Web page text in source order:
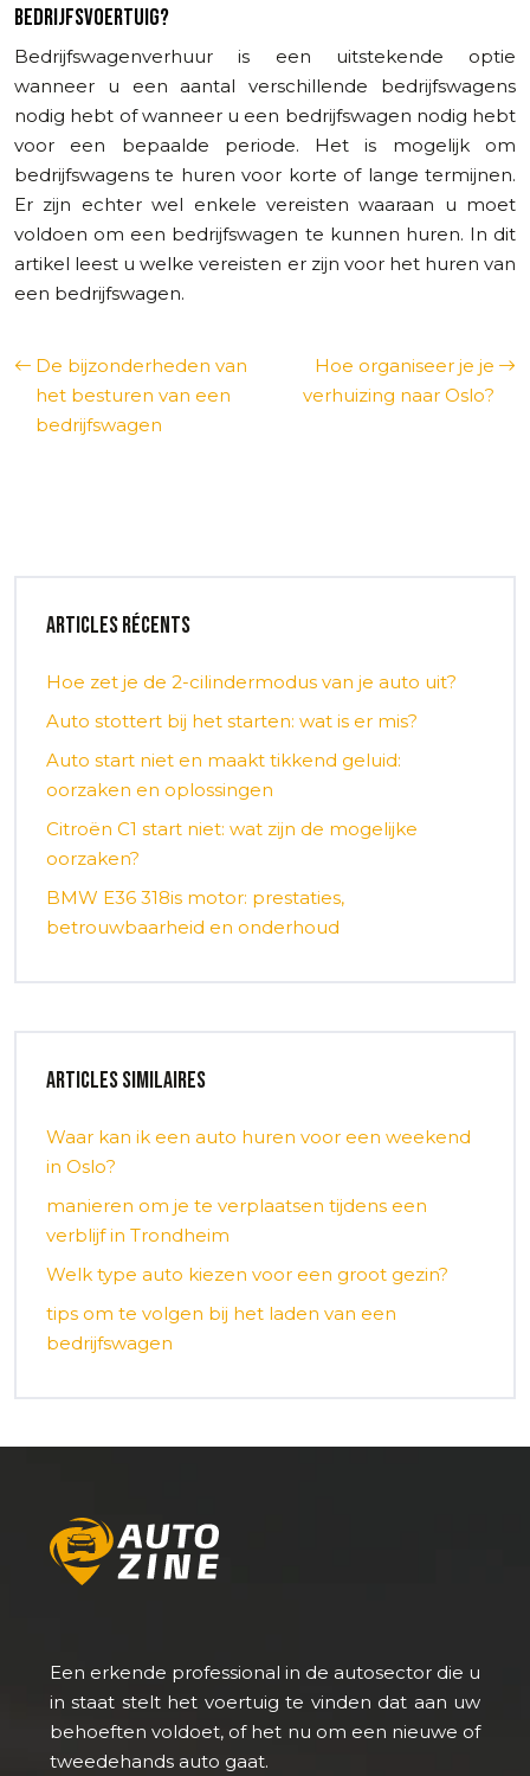
BEDRIJFSVOERTUIG?
Bedrijfswagenverhuur is een uitstekende optie
wanneer u een aantal verschillende bedrijfswagens
nodig hebt of wanneer u een bedrijfswagen nodig hebt
voor een bepaalde periode. Het is mogelijk om
bedrijfswagens te huren voor korte of lange termijnen.
Er zijn echter wel enkele vereisten waaraan u moet
voldoen om een bedrijfswagen te kunnen huren. In dit
artikel leest u welke vereisten er zijn voor het huren van
een bedrijfswagen.
De bijzonderheden van
het besturen van een
bedrijfswagen
Hoe organiseer je je
verhuizing naar Oslo?
Articles récents
Hoe zet je de 2-cilindermodus van je auto uit?
Auto stottert bij het starten: wat is er mis?
Auto start niet en maakt tikkend geluid:
oorzaken en oplossingen
Citroën C1 start niet: wat zijn de mogelijke
oorzaken?
BMW E36 318is motor: prestaties,
betrouwbaarheid en onderhoud
Articles similaires
Waar kan ik een auto huren voor een weekend
in Oslo?
manieren om je te verplaatsen tijdens een
verblijf in Trondheim
Welk type auto kiezen voor een groot gezin?
tips om te volgen bij het laden van een
bedrijfswagen
Een erkende professional in de autosector die u
in staat stelt het voertuig te vinden dat aan uw
behoeften voldoet, of het nu om een nieuwe of
tweedehands auto gaat.